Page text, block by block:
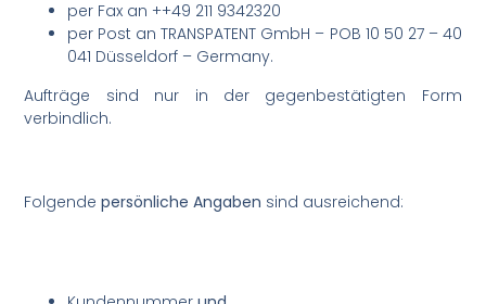
per Fax an ++49 211 9342320
per Post an TRANSPATENT GmbH – POB 10 50 27 – 40
041 Düsseldorf – Germany.
Aufträge sind nur in der gegenbestätigten Form
verbindlich.
Folgendepersönliche Angaben sind ausreichend: